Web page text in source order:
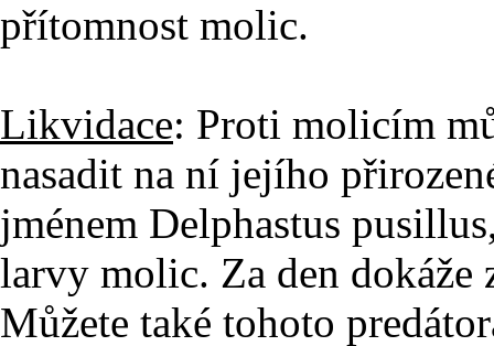
přítomnost molic.
Likvidace: Proti molicím
nasadit na ní jejího
jménem Delphastus
larvy molic. Za den dokáže
Můžete také tohoto